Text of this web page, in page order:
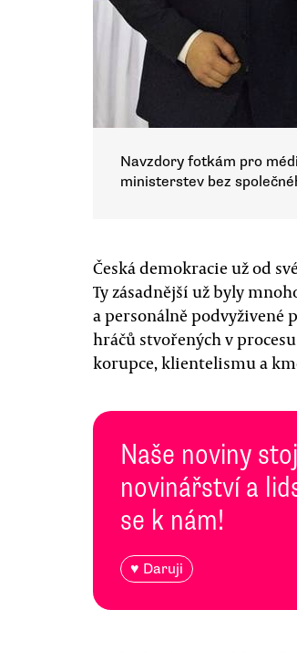
Navzdory fotkám pro
ministerstev bez
Česká demokracie už od
Ty zásadnější už byly
a personálně
hráčů stvořených v
korupce, klientelismu a
Naše noviny
novinářství a
se k nám!
♥ Daruji